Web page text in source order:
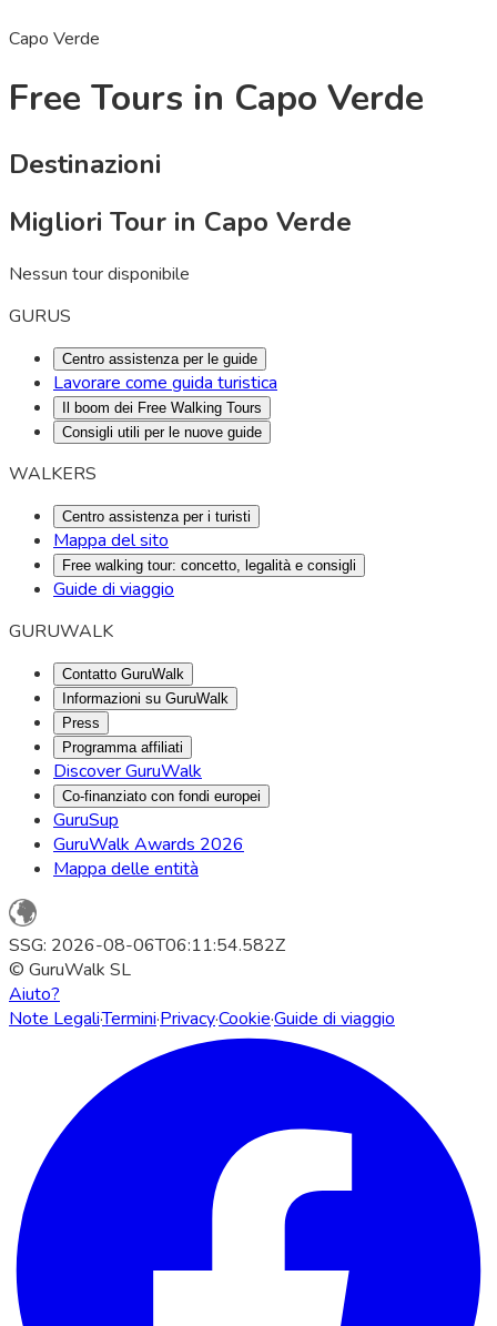
Capo Verde
Free Tours in Capo Verde
Destinazioni
Migliori Tour in Capo Verde
Nessun tour disponibile
GURUS
Centro assistenza per le guide
Lavorare come guida turistica
Il boom dei Free Walking Tours
Consigli utili per le nuove guide
WALKERS
Centro assistenza per i turisti
Mappa del sito
Free walking tour: concetto, legalità e consigli
Guide di viaggio
GURUWALK
Contatto GuruWalk
Informazioni su GuruWalk
Press
Programma affiliati
Discover GuruWalk
Co-finanziato con fondi europei
GuruSup
GuruWalk Awards 2026
Mappa delle entità
SSG: 2026-08-06T06:11:54.582Z
© GuruWalk SL
Aiuto?
Note Legali·Termini·Privacy·Cookie·Guide di viaggio